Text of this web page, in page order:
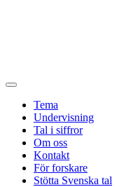
Tema
Undervisning
Tal i siffror
Om oss
Kontakt
För forskare
Stötta Svenska tal